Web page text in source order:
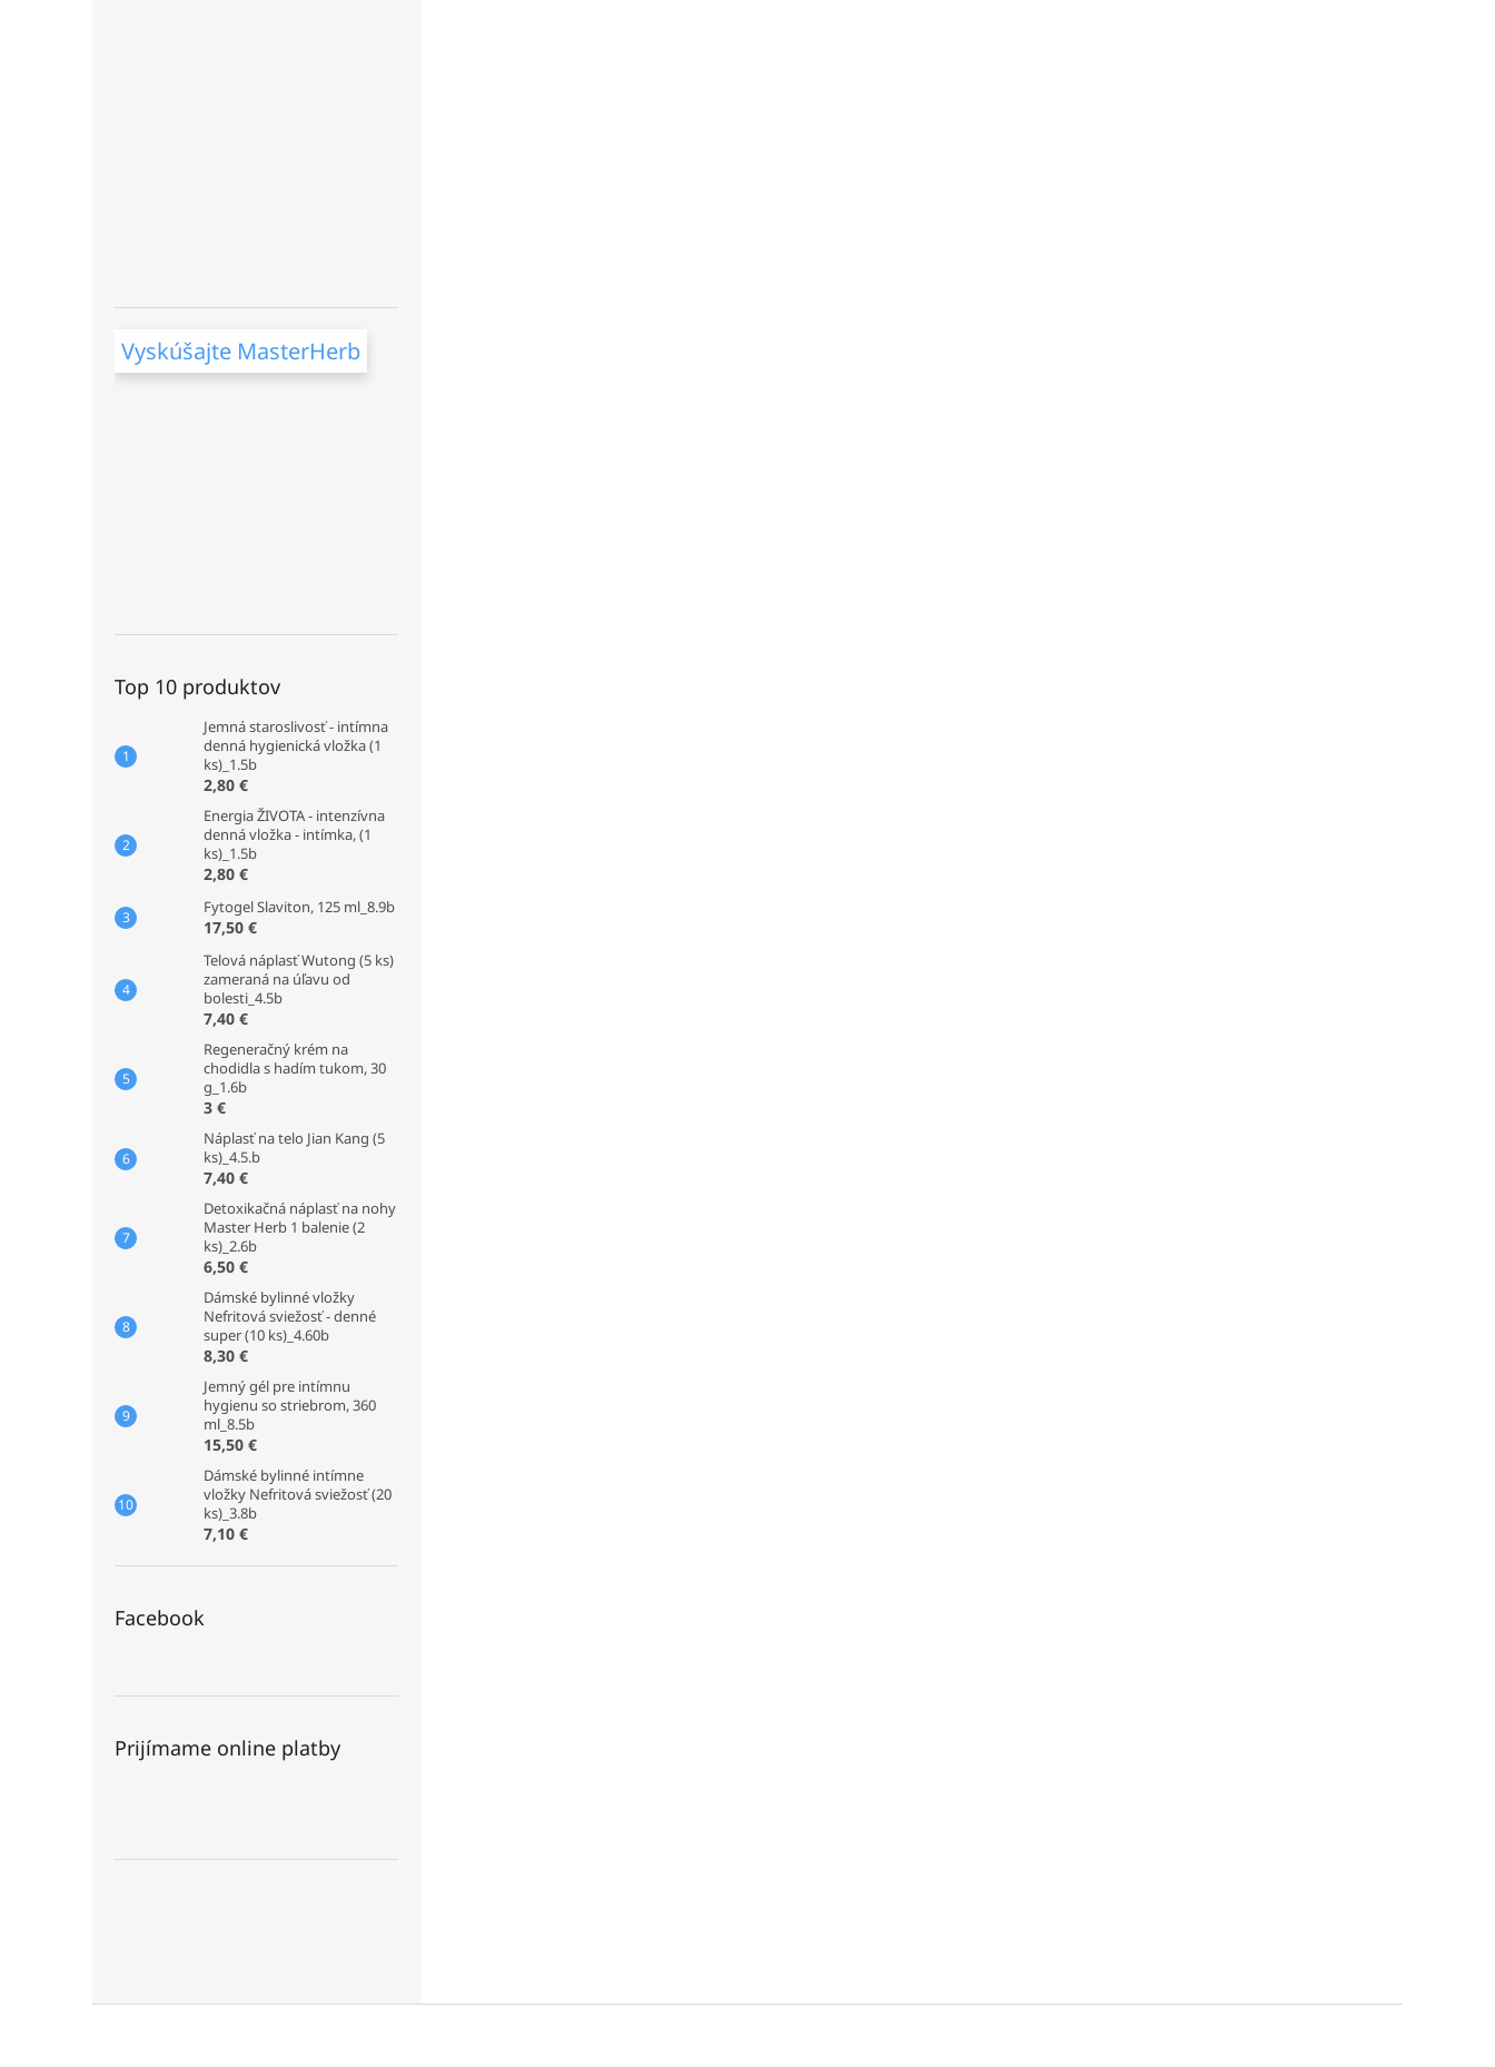
Vyskúšajte MasterHerb
Top 10 produktov
Jemná staroslivosť - intímna
denná hygienická vložka (1
ks)_1.5b
2,80 €
Energia ŽIVOTA - intenzívna
denná vložka - intímka, (1
ks)_1.5b
2,80 €
Fytogel Slaviton, 125 ml_8.9b
17,50 €
Telová náplasť Wutong (5 ks)
zameraná na úľavu od
bolesti_4.5b
7,40 €
Regeneračný krém na
chodidla s hadím tukom, 30
g_1.6b
3 €
Náplasť na telo Jian Kang (5
ks)_4.5.b
7,40 €
Detoxikačná náplasť na nohy
Master Herb 1 balenie (2
ks)_2.6b
6,50 €
Dámské bylinné vložky
Nefritová sviežosť - denné
super (10 ks)_4.60b
8,30 €
Jemný gél pre intímnu
hygienu so striebrom, 360
ml_8.5b
15,50 €
Dámské bylinné intímne
vložky Nefritová sviežosť (20
ks)_3.8b
7,10 €
Facebook
Prijímame online platby